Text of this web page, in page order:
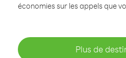
économies sur les appels que
Plus de